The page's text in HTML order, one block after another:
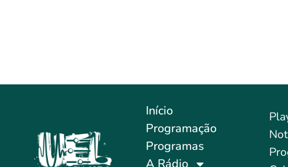
Início
Programação
Programas
A Rádio